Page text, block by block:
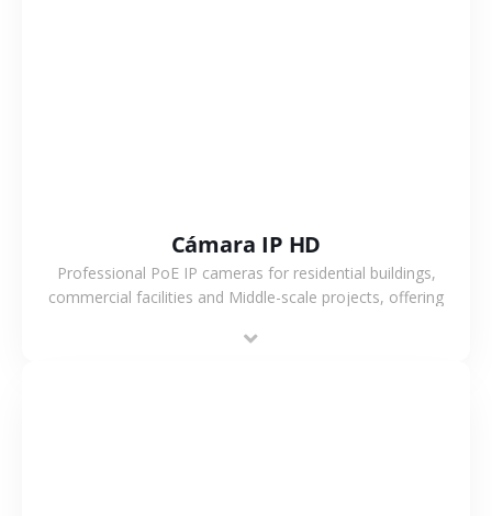
Cámara IP HD
Professional PoE IP cameras for residential buildings,
commercial facilities and Middle-scale projects, offering
support.